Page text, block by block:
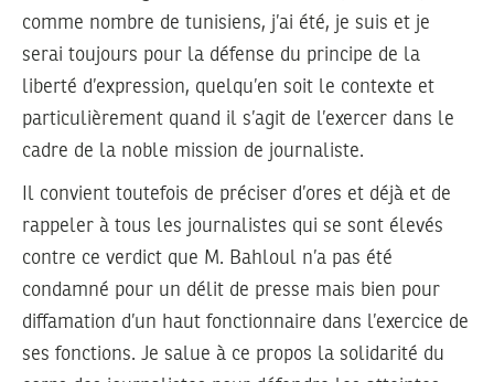
comme nombre de tunisiens, j’ai été, je suis et je
serai toujours pour la défense du principe de la
liberté d’expression, quelqu’en soit le contexte et
particulièrement quand il s’agit de l’exercer dans le
cadre de la noble mission de journaliste.
Il convient toutefois de préciser d’ores et déjà et de
rappeler à tous les journalistes qui se sont élevés
contre ce verdict que M. Bahloul n’a pas été
condamné pour un délit de presse mais bien pour
diffamation d’un haut fonctionnaire dans l’exercice de
ses fonctions. Je salue à ce propos la solidarité du